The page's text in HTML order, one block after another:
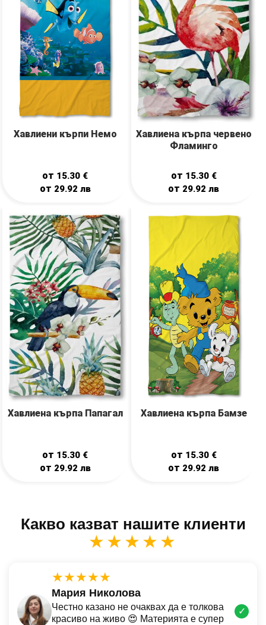
Хавлиени кърпи Немо
от 15.30 €
от 29.92 лв
Хавлиена кърпа червено
Фламинго
от 15.30 €
от 29.92лв
Хавлиена кърпа Папагал
от 15.30 €
от 29.92 лв
Хавлиена кърпа Бамзе
от 15.30 €
от 29.92лв
Какво казват нашите клиенти
★★★★★
★★★★★
Мария Николова
Честно казано не очаквах да е толкова
красиво на живо 😍 Материята е супер
✓